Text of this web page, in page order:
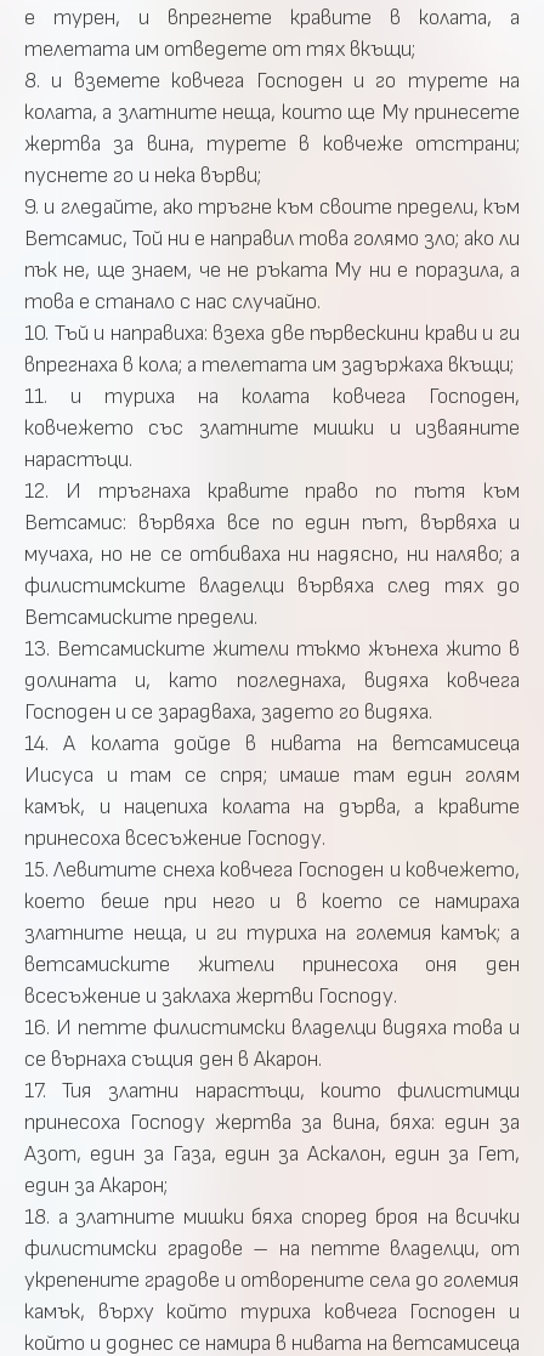
е турен, и впрегнете кравите в колата, а
телетата им отведете от тях вкъщи;
8. и вземете ковчега Господен и го турете на
колата, а златните неща, които ще Му принесете
жертва за вина, турете в ковчеже отстрани;
пуснете го и нека върви;
9. и гледайте, ако тръгне към своите предели, към
Ветсамис, Той ни е направил това голямо зло; ако ли
пък не, ще знаем, че не ръката Му ни е поразила, а
това е станало с нас случайно.
10. Тъй и направиха: взеха две първескини крави и ги
впрегнаха в кола; а телетата им задържаха вкъщи;
11. и туриха на колата ковчега Господен,
ковчежето със златните мишки и изваяните
нарастъци.
12. И тръгнаха кравите право по пътя към
Ветсамис: вървяха все по един път, вървяха и
мучаха, но не се отбиваха ни надясно, ни наляво; а
филистимските владелци вървяха след тях до
Ветсамиските предели.
13. Ветсамиските жители тъкмо жънеха жито в
долината и, като погледнаха, видяха ковчега
Господен и се зарадваха, задето го видяха.
14. А колата дойде в нивата на ветсамисеца
Иисуса и там се спря; имаше там един голям
камък, и нацепиха колата на дърва, а кравите
принесоха всесъжение Господу.
15. Левитите снеха ковчега Господен и ковчежето,
което беше при него и в което се намираха
златните неща, и ги туриха на големия камък; а
ветсамиските жители принесоха оня ден
всесъжение и заклаха жертви Господу.
16. И петте филистимски владелци видяха това и
се върнаха същия ден в Акарон.
17. Тия златни нарастъци, които филистимци
принесоха Господу жертва за вина, бяха: един за
Азот, един за Газа, един за Аскалон, един за Гет,
един за Акарон;
18. а златните мишки бяха според броя на всички
филистимски градове – на петте владелци, от
укрепените градове и отворените села до големия
камък, върху който туриха ковчега Господен и
който и доднес се намира в нивата на ветсамисеца